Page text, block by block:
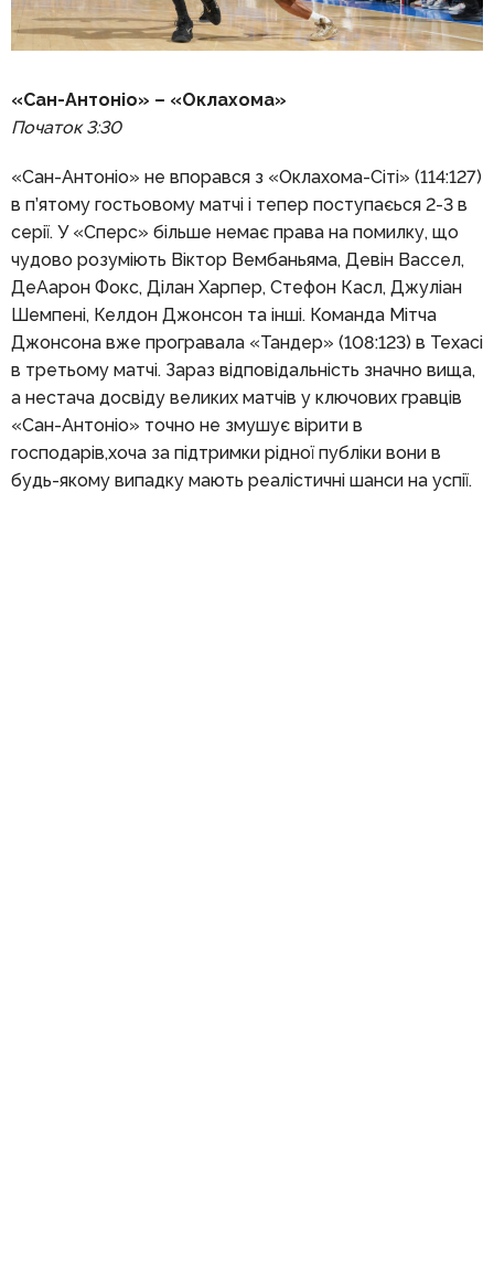
«Сан-Антоніо» – «Оклахома»
Початок 3:30
«Сан-Антоніо» не впорався з «Оклахома-Сіті» (114:127)
в п’ятому гостьовому матчі і тепер поступаєься 2-3 в
серії. У «Сперс» більше немає права на помилку, що
чудово розуміють Віктор Вембаньяма, Девін Вассел,
ДеАарон Фокс, Ділан Харпер, Стефон Касл, Джуліан
Шемпені, Келдон Джонсон та інші. Команда Мітча
Джонсона вже програвала «Тандер» (108:123) в Техасі
в третьому матчі. Зараз відповідальність значно вища,
а нестача досвіду великих матчів у ключових гравців
«Сан-Антоніо» точно не змушує вірити в
господарів,хоча за підтримки рідної публіки вони в
будь-якому випадку мають реалістичні шанси на успії.